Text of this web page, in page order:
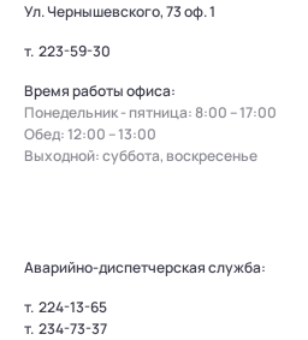
Ул. Чернышевского, 73 оф. 1
т. 223-59-30
Время работы офиса:
Понедельник - пятница: 8:00 – 17:00
Обед: 12:00 – 13:00
Выходной: суббота, воскресенье
Аварийно-диспетчерская служба:
т. 224-13-65
т. 234-73-37